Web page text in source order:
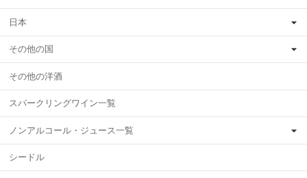
日本
その他の国
その他の洋酒
スパークリングワイン一覧
ノンアルコール・ジュース一覧
シードル